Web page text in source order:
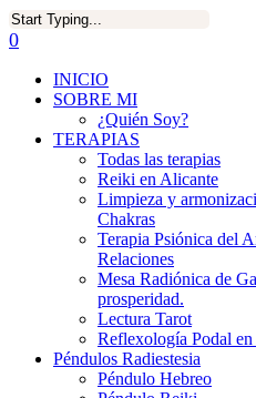
0
INICIO
SOBRE MI
¿Quién Soy?
TERAPIAS
Todas las terapias
Reiki en Alicante
Limpieza y
Chakras
Terapia Psiónica del
Relaciones
Mesa Radiónica de
prosperidad.
Lectura Tarot
Reflexología Podal
Péndulos Radiestesia
Péndulo Hebreo